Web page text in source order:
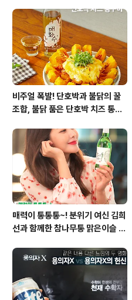
비주얼 폭발! 단호박과 불닭의 꿀
조합, 불닭 품은 단호박 치즈 통구
매력이 통통통~! 분위기 여신 김희
선과 함께한 참나무통 맑은이슬 T